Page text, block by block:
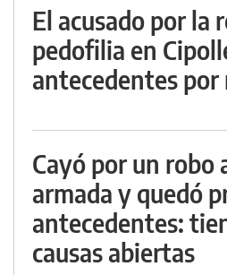
El acusado por la
pedofilia en
antecedentes
Cayó por un robo
armada y quedó
antecedentes:
causas abiertas